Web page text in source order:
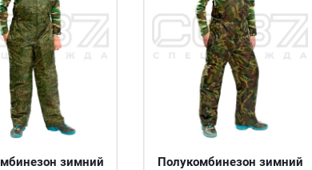
зимний
Полукомбинезон зимний